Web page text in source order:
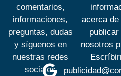
comentarios,
informaciones,
preguntas, dudas
y síguenos en
nuestras redes
sociales
acerca
publicar
nosotros